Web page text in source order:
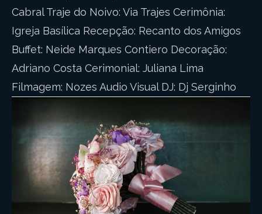
Cabral Traje do Noivo: Via Trajes Cerimônia:
Igreja Basílica Recepção: Recanto dos Amigos
Buffet: Neide Marques Contiero Decoração:
Adriano Costa Cerimonial: Juliana Lima
Filmagem: Nozes Audio Visual DJ: Dj Serginho